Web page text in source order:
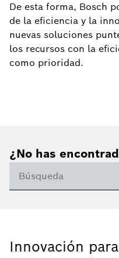
De esta forma, Bosch
de la eficiencia y la
nuevas soluciones
los recursos con la
como prioridad.
¿No has
Innovación